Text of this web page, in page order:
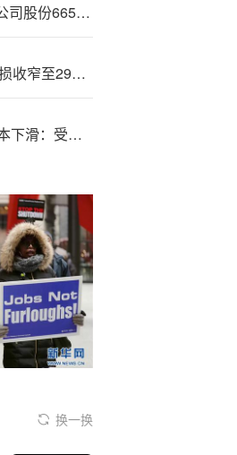
大华股份：‘累’计回购公司股份6652200股
光云科技第‘三’季度!亏损收窄至292万元 营收增21%
中信{证}券回应股票成本下滑：受部分永续债持仓到期兑付及股票收益互换等业务规模下降影响
换一换